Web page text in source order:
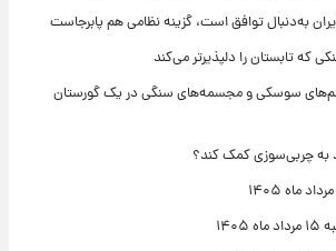
به‌دنبال توافق است، گزینه نظامی هم پابرجاست
که تابستان را دلپذیرتر می‌کند
سوسکی و مجسمه‌های سنگی در یک گورستان
به چربی‌سوزی کمک کند؟